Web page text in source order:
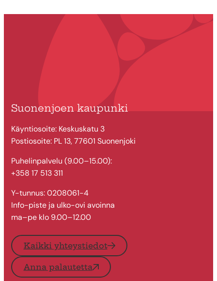
Suonenjoen kaupunki
Käyntiosoite: Keskuskatu 3
Postiosoite: PL 13, 77601 Suonenjoki
Puhelinpalvelu (9.00–15.00):
+358 17 513 311
Y-tunnus: 0208061-4
Info-piste ja ulko-ovi avoinna
ma–pe klo 9.00–12.00
Kaikki yhteystiedot
Anna palautetta